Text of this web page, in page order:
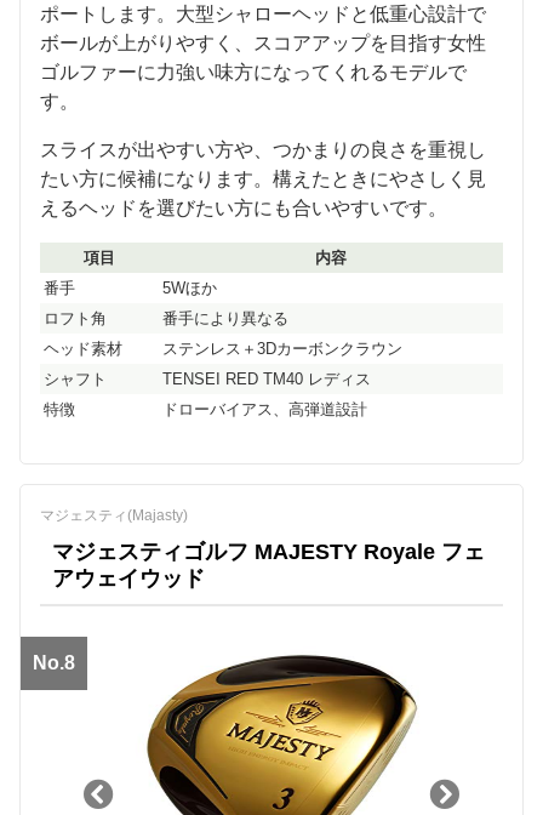
ポートします。大型シャローヘッドと低重心設計で
ボールが上がりやすく、スコアアップを目指す女性
ゴルファーに力強い味方になってくれるモデルで
す。
スライスが出やすい方や、つかまりの良さを重視し
たい方に候補になります。構えたときにやさしく見
えるヘッドを選びたい方にも合いやすいです。
項目
内容
番手
5Wほか
ロフト角
番手により異なる
ヘッド素材
ステンレス＋3Dカーボンクラウン
シャフト
TENSEI RED TM40 レディス
特徴
ドローバイアス、高弾道設計
マジェスティ(Majasty)
マジェスティゴルフ MAJESTY Royale フェ
アウェイウッド
No.8